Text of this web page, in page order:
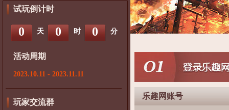
试玩倒计时
0 天 0 时 0 分
活动周期
2023.10.11 - 2023.11.11
玩家交流群
乐趣网账号